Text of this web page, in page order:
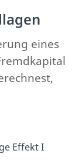
eines
Effekt I